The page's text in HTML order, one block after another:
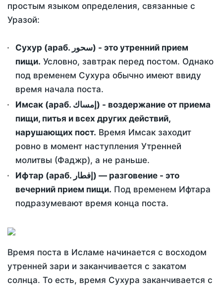
простым языком определения, связанные с
Уразой:
Сухур (араб. سحور) - это утренний прием
пищи. Условно, завтрак перед постом. Однако
под временем Сухура обычно имеют ввиду
время начала поста.
Имсак (араб. إمساك) - воздержание от приема
пищи, питья и всех других действий,
нарушающих пост. Время Имсак заходит
ровно в момент наступления Утренней
молитвы (Фаджр), а не раньше.
Ифтар (араб. إفطار) — разговение - это
вечерний прием пищи. Под временем Ифтара
подразумевают время конца поста.
Время поста в Исламе начинается с восходом
утренней зари и заканчивается с закатом
солнца. То есть, время Сухура заканчивается с